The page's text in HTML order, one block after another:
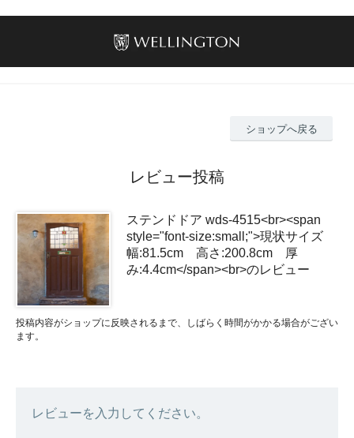
ショップへ戻る
レビュー投稿
ステンドドア wds-4515<br><span
style="font-size:small;">現状サイズ
幅:81.5cm 高さ:200.8cm 厚
み:4.4cm</span><br>のレビュー
投稿内容がショップに反映されるまで、しばらく時間がかかる場合がござい
ます。
レビューを入力してください。